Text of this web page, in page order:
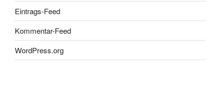
Eintrags-Feed
Kommentar-Feed
WordPress.org